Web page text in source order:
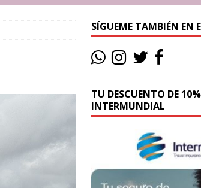
JAMAICA
SÍGUEME TAMBIÉN EN
TU DESCUENTO DE
INTERMUNDIAL